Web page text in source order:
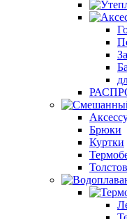
Брюки
Куртки